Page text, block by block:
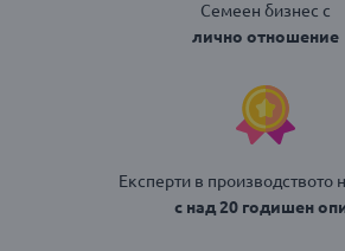
Семеен бизнес с
лично отношение
Експерти в производството
с над 20 годишен